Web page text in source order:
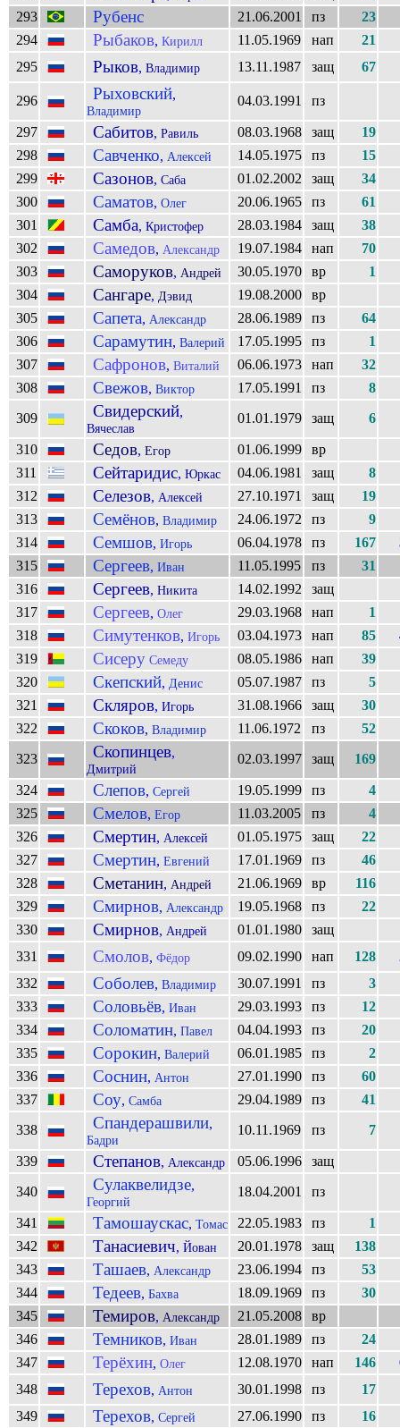
293
Рубенс 21.06.2001 пз
23
294
Рыбаков, Кирилл 11.05.1969 нап
21
295
Рыков, Владимир 13.11.1987 защ 67
296 Рыховский,
Владимир
04.03.1991 пз
297 Сабитов, Равиль 08.03.1968 защ
19
298
Савченко, Алексей 14.05.1975 пз
15
299
Сазонов, Саба 01.02.2002 защ
34
300
Саматов, Олег 20.06.1965 пз
61
301
Самба, Кристофер 28.03.1984 защ
38
302
Самедов, Александр 19.07.1984 нап
70
303
Саморуков, Андрей 30.05.1970 вр
1
304
Сангаре, Дэвид 19.08.2000
вр
305
Сапета, Александр 28.06.1989 пз
64
306
Сарамутин, Валерий 17.05.1995 пз
1
307
Сафронов, Виталий 06.06.1973 нап
32
308
Свежов, Виктор 17.05.1991 пз
8
309
Свидерский,
Вячеслав
01.01.1979 защ 6
310 Седов, Егор 01.06.1999
вр
311
Сейтаридис, Юркас 04.06.1981 защ
8
312
Селезов, Алексей 27.10.1971 защ
19
313
Семёнов, Владимир 24.06.1972 пз
9
314
Семшов, Игорь 06.04.1978 пз 167
315
Сергеев, Иван 11.05.1995 пз
31
316
Сергеев, Никита 14.02.1992
защ
317
Сергеев, Олег 29.03.1968 нап
1
318
Симутенков, Игорь 03.04.1973 нап 85
319
СисеруСемеду 08.05.1986 нап
39
320
Скепский, Денис 05.07.1987 пз
5
321
Скляров, Игорь 31.08.1966 защ
30
322
Скоков, Владимир 11.06.1972 пз
52
323
Скопинцев,
Дмитрий
02.03.1997 защ 169
324 Слепов, Сергей 19.05.1999 пз
4
325
Смелов, Егор 11.03.2005 пз
4
326
Смертин, Алексей 01.05.1975 защ
22
327
Смертин, Евгений 17.01.1969 пз
46
328
Сметанин, Андрей 21.06.1969 вр
116
329
Смирнов, Александр 19.05.1968 пз
22
330
Смирнов, Андрей 01.01.1980
защ
331
Смолов, Фёдор 09.02.1990 нап 128
332
Соболев, Владимир 30.07.1991 пз
3
333
Соловьёв, Иван 29.03.1993 пз
12
334
Соломатин, Павел 04.04.1993 пз
20
335
Сорокин, Валерий 06.01.1985 пз
2
336
Соснин, Антон 27.01.1990 пз
60
337
Соу, Самба 29.04.1989 пз
41
338
Спандерашвили,
Бадри
10.11.1969 пз 7
339 Степанов, Александр 05.06.1996
защ
340
Сулаквелидзе,
Георгий
18.04.2001 пз
341 Тамошаускас, Томас 22.05.1983 пз
1
342
Танасиевич, Йован 20.01.1978 защ
138
343
Ташаев, Александр 23.06.1994 пз
53
344
Тедеев, Бахва 18.09.1969 пз
30
345
Темиров, Александр 21.05.2008
вр
346
Темников, Иван 28.01.1989 пз
24
347
Терёхин, Олег 12.08.1970 нап 146
348
Терехов, Антон 30.01.1998 пз
17
349
Терехов, Сергей 27.06.1990 пз
16